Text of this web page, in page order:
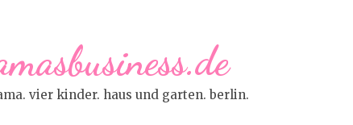
vier kinder. haus und garten. berlin.